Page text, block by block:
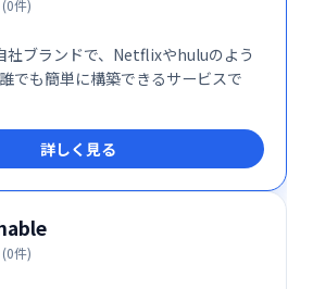
(0件)
ブランドで、Netflixやhuluのよう
でも簡単に構築できるサービスで
詳しく見る
(0件)